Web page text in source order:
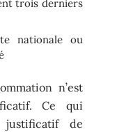
trois derniers
nationale ou
n’est
Ce qui
justificatif de